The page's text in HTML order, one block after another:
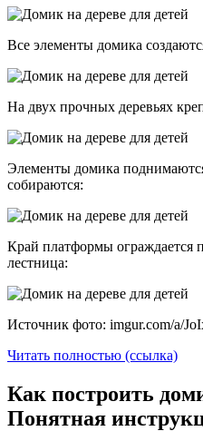
Все элементы домика
На двух прочных деревьях
Элементы домика
собираются:
Край платформы ограждается
лестница:
Источник фото: imgur.com/a/
Читать полностью (ссылка)
Как построить
Понятная